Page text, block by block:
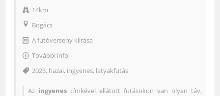
14km
Bogács
A futóverseny kiírása
További info
Címke
2023, hazai, ingyenes, latyakfutás
Az ingyenes címkével ellátott futásokon van olyan táv,